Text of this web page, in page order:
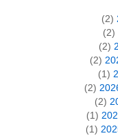
(2)
(2)
(2)
(2)
(1)
(2)
(2)
(1)
(1)